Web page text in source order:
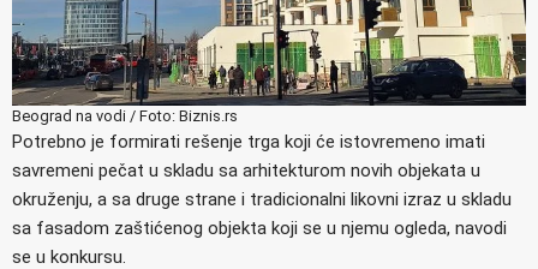
Beograd na vodi / Foto: Biznis.rs
Potrebno je formirati rešenje trga koji će istovremeno imati
savremeni pečat u skladu sa arhitekturom novih objekata u
okruženju, a sa druge strane i tradicionalni likovni izraz u skladu
sa fasadom zaštićenog objekta koji se u njemu ogleda, navodi
se u konkursu.